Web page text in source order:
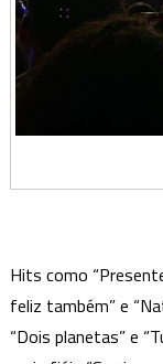
Hits como
feliz também” e
“Dois planetas” e